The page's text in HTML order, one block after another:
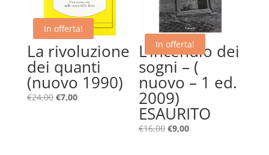
In offerta!
La rivoluzione
dei quanti
(nuovo 1990)
€24,00 Il
€7,00Il
In offerta!
L’incendio dei
sogni – (
nuovo – 1 ed.
2009)
ESAURITO
€16,00 Il
€9,00Il